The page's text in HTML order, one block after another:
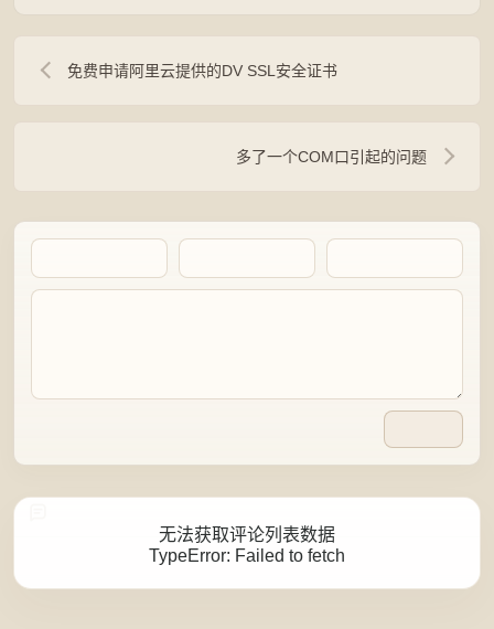
免费申请阿里云提供的DV SSL安全证书
多了一个COM口引起的问题
无法获取评论列表数据
TypeError: Failed to fetch